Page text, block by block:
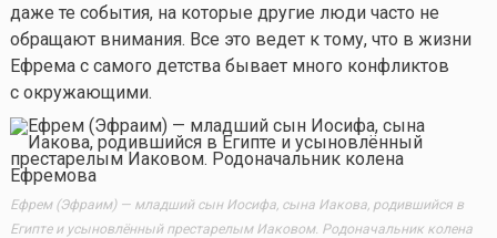
даже те события, на которые другие люди часто не
обращают внимания. Все это ведет к тому, что в жизни
Ефрема с самого детства бывает много конфликтов
с окружающими.
Ефрем (Эфраим) — младший сын Иосифа, сына Иакова, родившийся в
Египте и усыновлённый престарелым Иаковом. Родоначальник колена